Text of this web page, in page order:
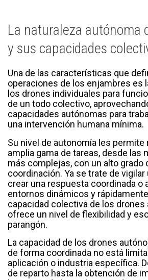
La naturaleza autónoma
y sus capacidades
Una de las características que
operaciones de los enjambres es
los drones individuales para
de un todo colectivo,
capacidades autónomas para
una intervención humana mínima.
Su nivel de autonomía les permite
amplia gama de tareas, desde las
más complejas, con un alto grado
coordinación. Ya se trate de
crear una respuesta coordinada o
entornos dinámicos y
capacidad colectiva de los
ofrece un nivel de flexibilidad y
parangón.
La capacidad de los drones
de forma coordinada no está
aplicación o industria específica.
de reparto hasta la obtención de